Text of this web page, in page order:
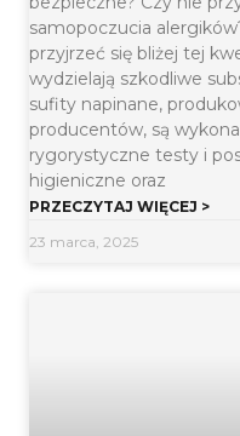
samopoczucia
przyjrzeć się bliżej tej
wydzielają szkodliwe
sufity napinane,
producentów, są
rygorystyczne testy i
higieniczne oraz
PRZECZYTAJ WIĘCEJ >
23 marca, 2025